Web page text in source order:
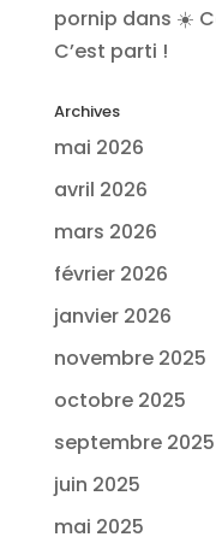
pornip dans ☀️
C’est parti !
Archives
mai 2026
avril 2026
mars 2026
février 2026
janvier 2026
novembre 2025
octobre 2025
septembre 2025
juin 2025
mai 2025